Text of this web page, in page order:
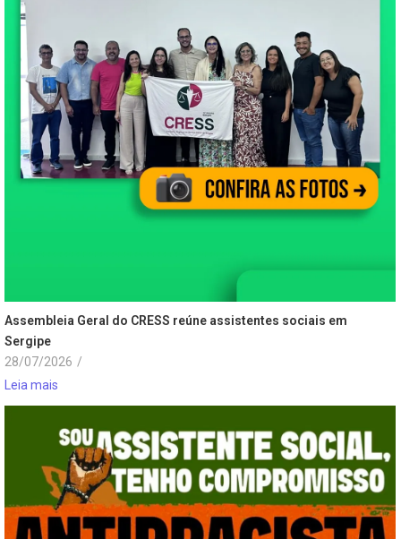
Assembleia Geral do CRESS reúne assistentes sociais em
Sergipe
28/07/2026 /
Leia mais